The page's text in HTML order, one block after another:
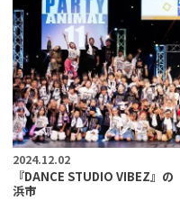
2024.12.02
『DANCE STUDIO VIBEZ』
浜市